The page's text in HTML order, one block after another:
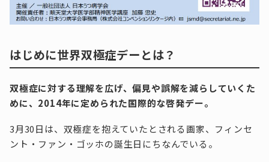
はじめに世界双極症デーとは？
双極症に対する理解を広げ、偏見や誤解を減らしていくた
めに、2014年に定められた国際的な啓発デー。
3月30日は、双極症を抱えていたとされる画家、フィンセ
ント・ファン・ゴッホの誕生日にちなんでいる。